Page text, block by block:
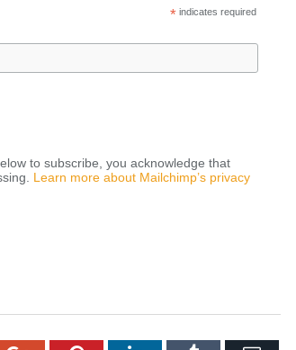
*indicates required
to subscribe, you acknowledge that
Learn more about Mailchimp’s privacy